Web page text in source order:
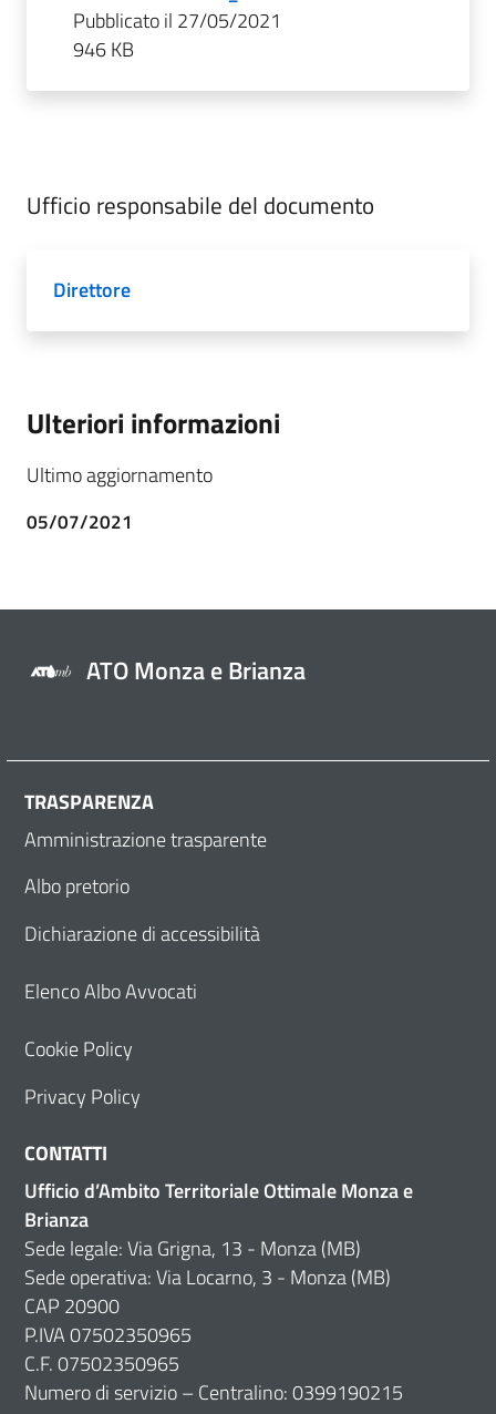
Pubblicato il 27/05/2021
946 KB
Ufficio responsabile del documento
Direttore
Ulteriori informazioni
Ultimo aggiornamento
05/07/2021
ATO Monza e Brianza
TRASPARENZA
Amministrazione trasparente
Albo pretorio
Dichiarazione di accessibilità
Elenco Albo Avvocati
Cookie Policy
Privacy Policy
CONTATTI
Ufficio d’Ambito Territoriale Ottimale Monza e
Brianza
Sede legale: Via Grigna, 13 - Monza (MB)
Sede operativa: Via Locarno, 3 - Monza (MB)
CAP 20900
P.IVA 07502350965
C.F. 07502350965
Numero di servizio – Centralino: 0399190215